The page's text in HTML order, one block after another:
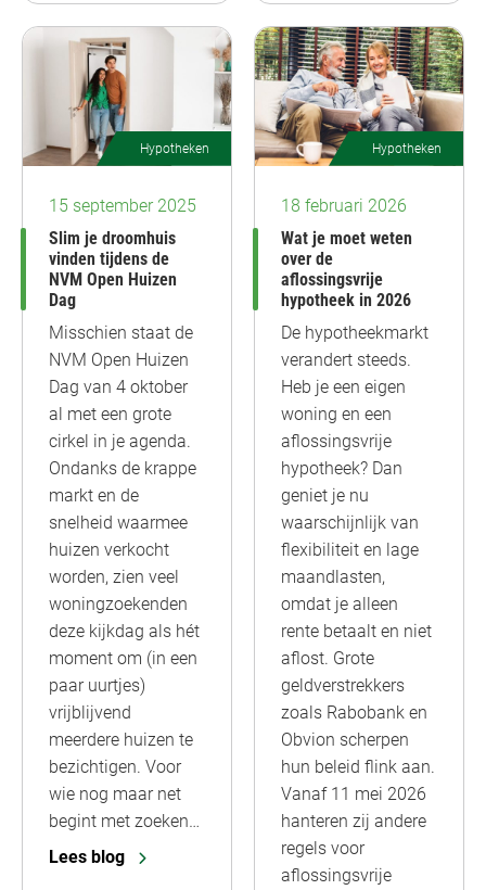
Hypotheken
15 september 2025
Slim je droomhuis
vinden tijdens de
NVM Open Huizen
Dag
Misschien staat de
NVM Open Huizen
Dag van 4 oktober
al met een grote
cirkel in je agenda.
Ondanks de krappe
markt en de
snelheid waarmee
huizen verkocht
worden, zien veel
woningzoekenden
deze kijkdag als hét
moment om (in een
paar uurtjes)
vrijblijvend
meerdere huizen te
bezichtigen. Voor
wie nog maar net
begint met zoeken…
Lees blog
Hypotheken
18 februari 2026
Wat je moet weten
over de
aflossingsvrije
hypotheek in 2026
De hypotheekmarkt
verandert steeds.
Heb je een eigen
woning en een
aflossingsvrije
hypotheek? Dan
geniet je nu
waarschijnlijk van
flexibiliteit en lage
maandlasten,
omdat je alleen
rente betaalt en niet
aflost. Grote
geldverstrekkers
zoals Rabobank en
Obvion scherpen
hun beleid flink aan.
Vanaf 11 mei 2026
hanteren zij andere
regels voor
aflossingsvrije